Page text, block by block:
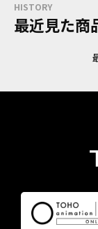
HISTORY
最近見た商